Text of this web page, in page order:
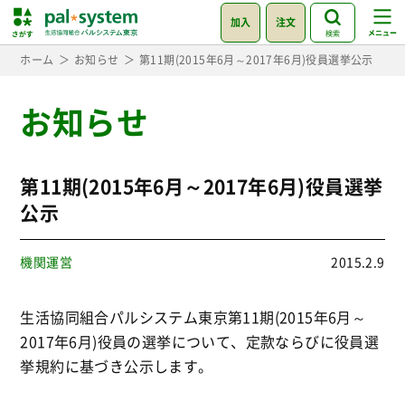
加入 注文
検索
ホーム お知らせ 第11期(2015年6月～2017年6月)役員選挙公示
お知らせ
第11期(2015年6月～2017年6月)役員選挙
公示
機関運営 2015.2.9
生活協同組合パルシステム東京第11期(2015年6月～
2017年6月)役員の選挙について、定款ならびに役員選
挙規約に基づき公示します。